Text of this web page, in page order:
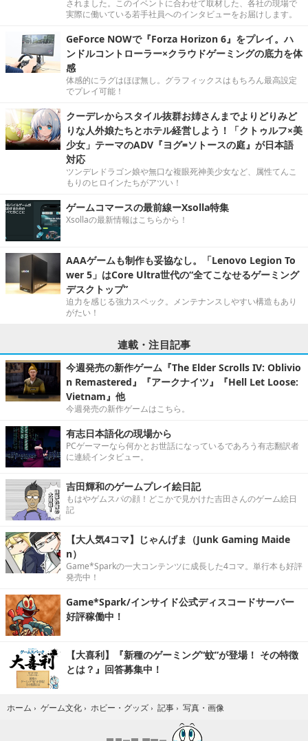
されました。このイベントに合わせて取材した、各社の現場で
実際に働いている若手社員へのインタビューをお届けします。
GeForce NOWで『Forza Horizon 6』をプレイ。ハ
ンドルコントローラー×クラウドゲーミングの底力を体
感
体感的にラグはほぼ無し。グラフィックスはもちろん最高設定
でプレイ可能！
クーデレからスタイル抜群お姉さんまでよりどりみど
りな人外娘たちとホテル経営しよう！「クトゥルフ×美
少女」テーマのADV『ヨグ=ソトースの庭』が日本語
対応
ツンデレドラゴン娘や無口な複眼死神美少女など、属性てんこ
もりのヒロインたちがアツい！
ゲームコマースの最前線ーXsolla特集
Xsollaの最新情報はこちらから！
AAAゲームも制作も妥協なし。「Lenovo Legion To
wer 5」はCore Ultra世代の“全てこなせるゲーミング
デスクトップ”
迫力を感じる強力スペック。メンテナンスしやすい構造もあり
がたい！
連載・注目記事
今週発売の新作ゲーム『The Elder Scrolls IV: Oblivio
n Remastered』『アークナイツ』『Hell Let Loose:
Vietnam』他
今週発売の新作ゲームはこちら。
有志日本語化の現場から
PCゲーマーなら何かとお世話になっているであろう有志翻訳者
に連続インタビュー。
吉田輝和のゲームプレイ絵日記
もはやゲムスパの顔！どこかで見かけた吉田さんのゲーム絵日
記
【大人気4コマ】じゃんげま（Junk Gaming Maide
n）
Game*Sparkの一大コンテンツに成長した4コマ。単行本も好評
発売中！
Game*Spark/インサイド公式ディスコードサーバー
好評稼働中！
【大喜利】『新種のゲーミング“蚊”が登場！ その特徴
とは？』回答募集中！
ホーム › ゲーム文化 › ホビー・グッズ › 記事 › 写真・画像